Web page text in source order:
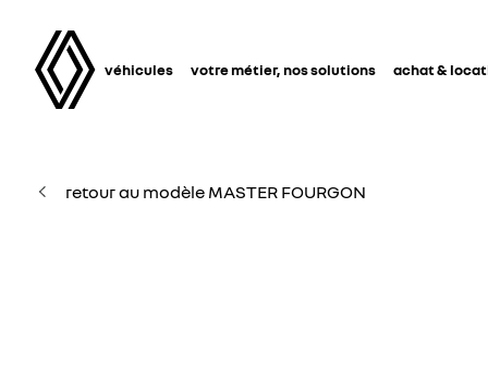
véhicules votre métier, nos solutions achat &
retour au modèle MASTER FOURGON